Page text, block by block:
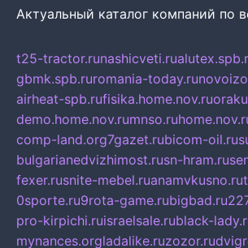
Актуальный каталог компаний по
t25-tractor.runashicveti.ru
gbmk.spb.ruromania-today.ru
airheat-spb.rufisika.home.nov.ru
demo.home.nov.rumnso.ru
comp-land.org7gazet.rubicom-oil.ru
bulgarianedvizhimost.rusn-hram.ru
fexer.rusnite-mebel.ruanamvkusno.ru
0sporte.ru9rota-game.rubigbad.ru
pro-kirpichi.ruisraelsale.rublack-
mynances.orgladalike.ruzozor.ru